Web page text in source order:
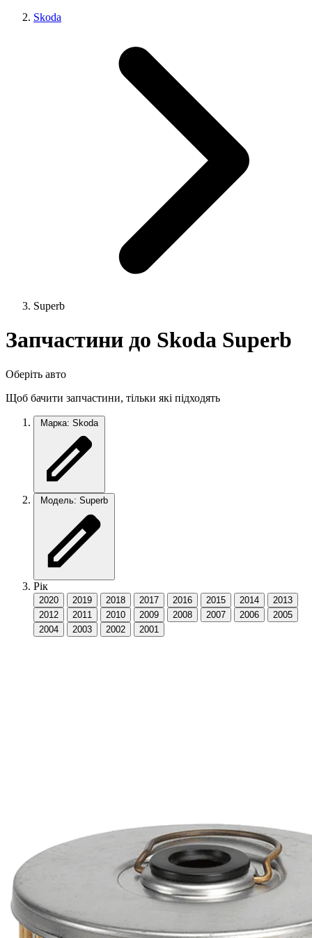
Skoda
Superb
Запчастини до Skoda Superb
Оберіть авто
Щоб бачити запчастини, тільки які підходять
Марка: Skoda
Модель: Superb
Рік
2020 2019 2018 2017 2016 2015 2014
2013
2012
2011 2010 2009 2008 2007 2006
2005
2004
2003 2002 2001